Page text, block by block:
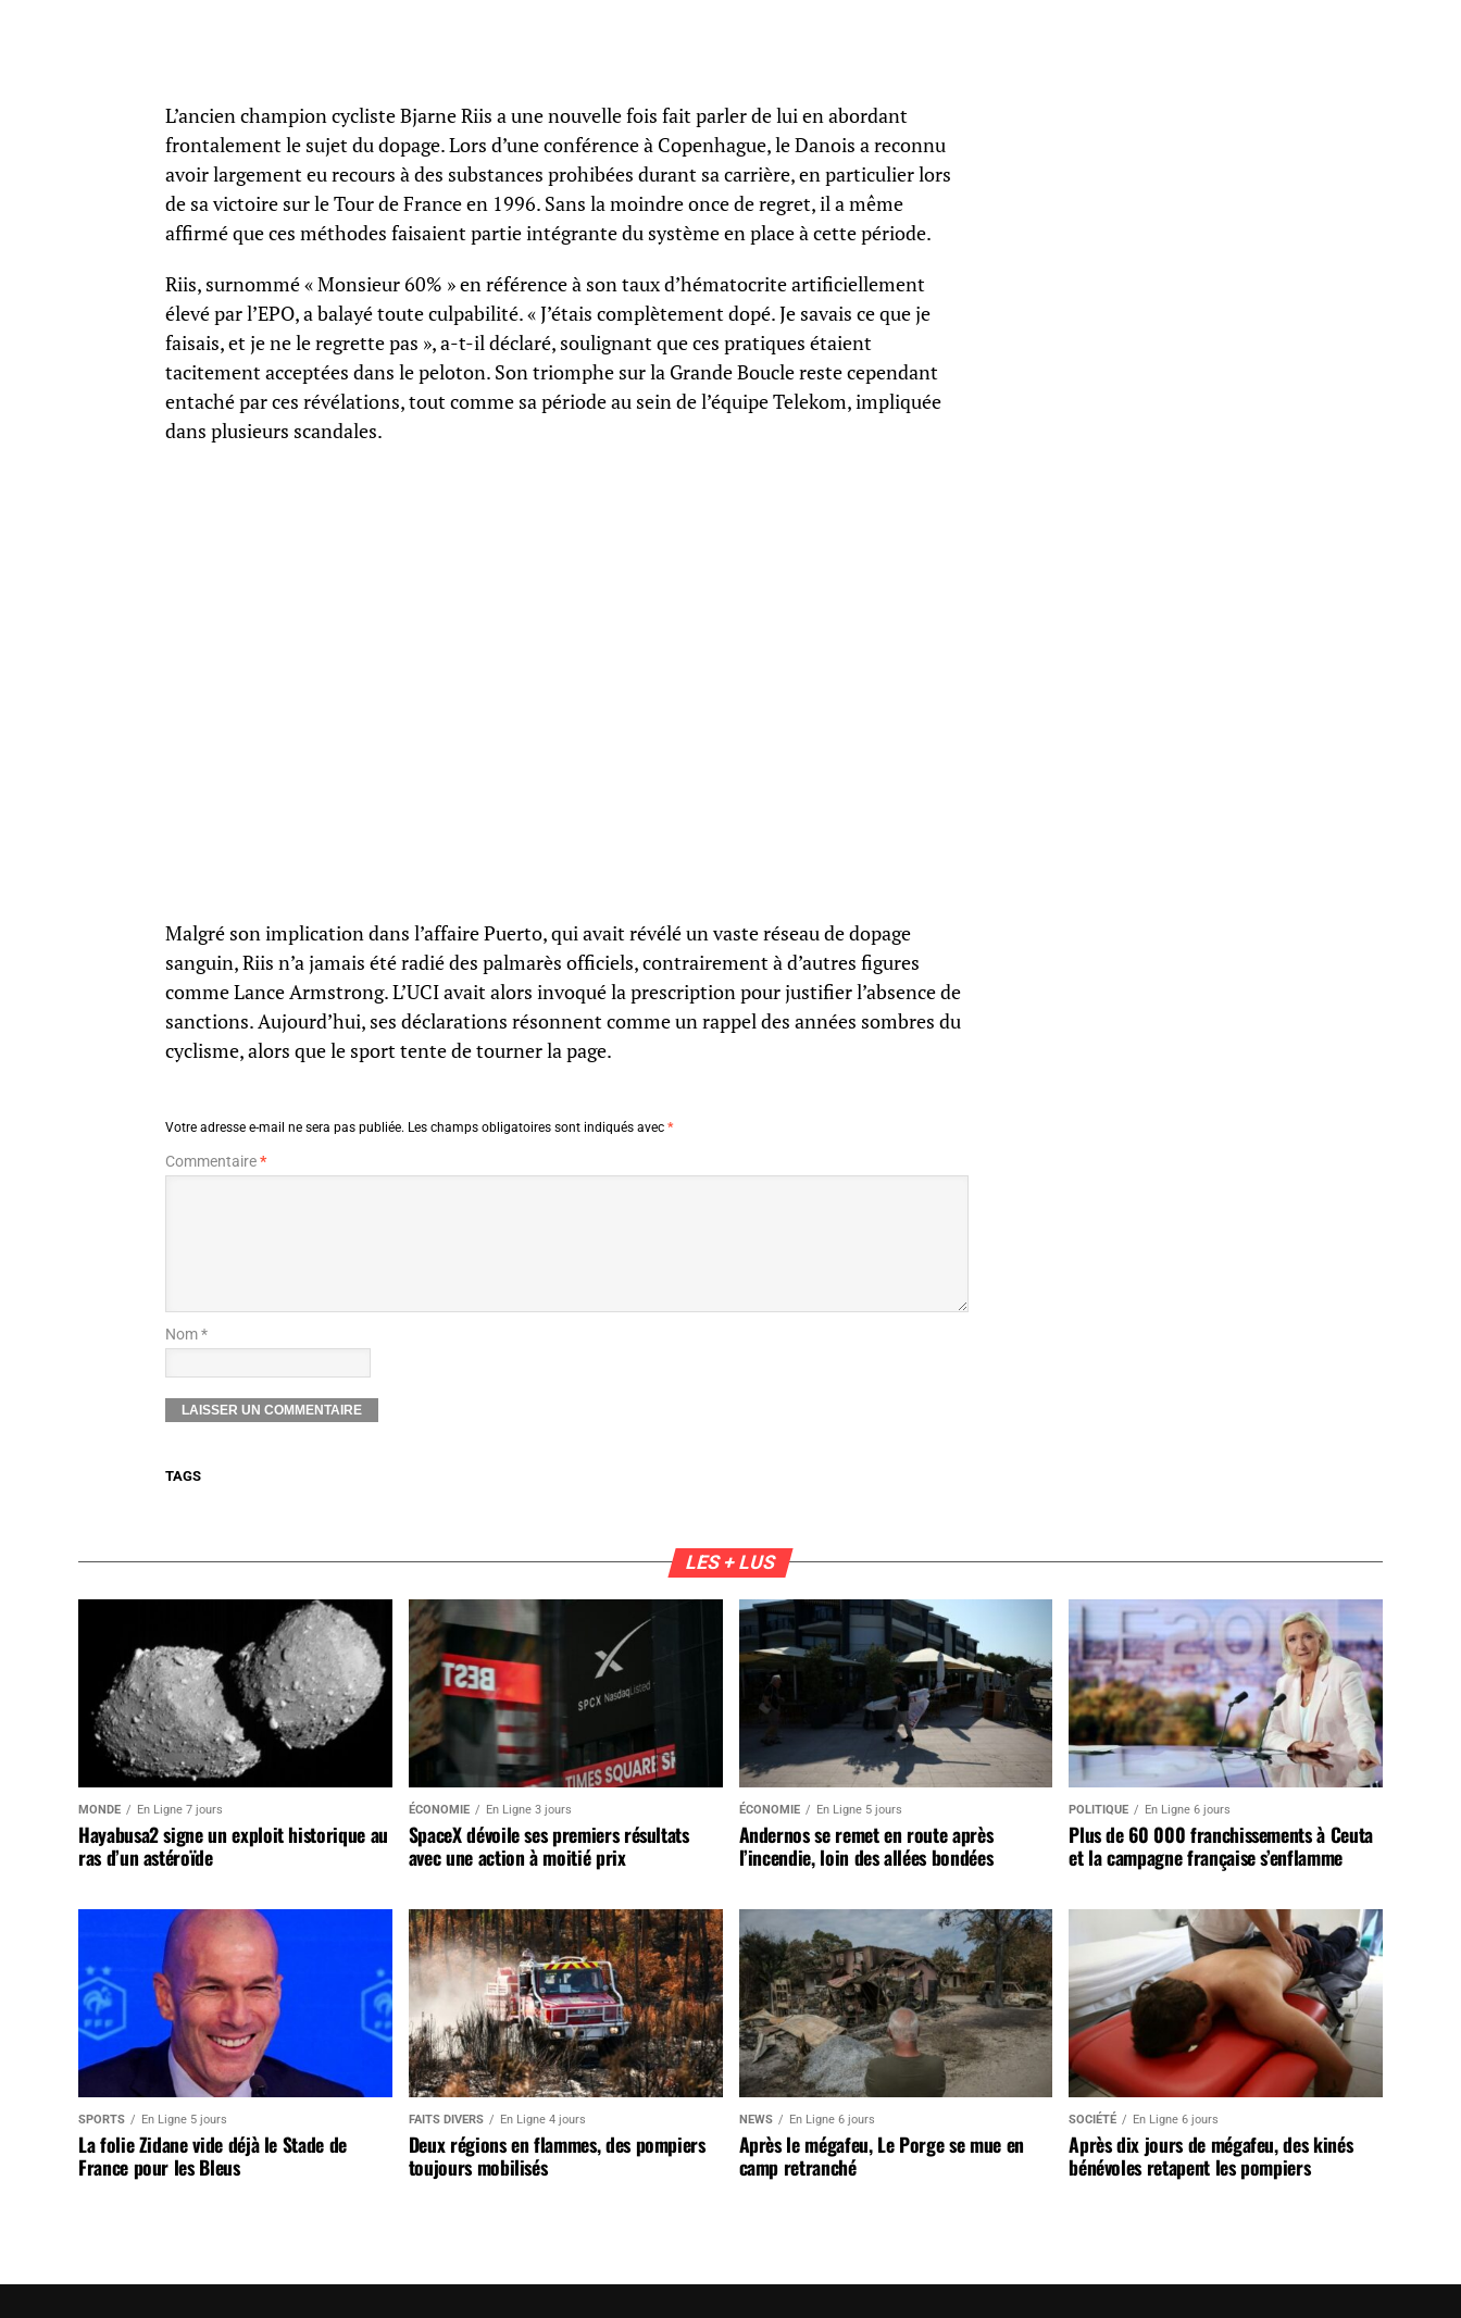
L’ancien champion cycliste Bjarne Riis a une nouvelle fois fait parler de lui en abordant
frontalement le sujet du dopage. Lors d’une conférence à Copenhague, le Danois a reconnu
avoir largement eu recours à des substances prohibées durant sa carrière, en particulier lors
de sa victoire sur le Tour de France en 1996. Sans la moindre once de regret, il a même
affirmé que ces méthodes faisaient partie intégrante du système en place à cette période.
Riis, surnommé « Monsieur 60% » en référence à son taux d’hématocrite artificiellement
élevé par l’EPO, a balayé toute culpabilité. « J’étais complètement dopé. Je savais ce que je
faisais, et je ne le regrette pas », a-t-il déclaré, soulignant que ces pratiques étaient
tacitement acceptées dans le peloton. Son triomphe sur la Grande Boucle reste cependant
entaché par ces révélations, tout comme sa période au sein de l’équipe Telekom, impliquée
dans plusieurs scandales.
Malgré son implication dans l’affaire Puerto, qui avait révélé un vaste réseau de dopage
sanguin, Riis n’a jamais été radié des palmarès officiels, contrairement à d’autres figures
comme Lance Armstrong. L’UCI avait alors invoqué la prescription pour justifier l’absence de
sanctions. Aujourd’hui, ses déclarations résonnent comme un rappel des années sombres du
cyclisme, alors que le sport tente de tourner la page.
Votre adresse e-mail ne sera pas publiée. Les champs obligatoires sont indiqués avec *
Commentaire*
Nom *
TAGS
LES + LUS
MONDE En Ligne 7 jours
Hayabusa2 signe un exploit historique au
ras d’un astéroïde
ÉCONOMIE En Ligne 3 jours
SpaceX dévoile ses premiers résultats
avec une action à moitié prix
ÉCONOMIE En Ligne 5 jours
Andernos se remet en route après
l’incendie, loin des allées bondées
POLITIQUE En Ligne 6 jours
Plus de 60 000 franchissements à Ceuta
et la campagne française s’enflamme
SPORTS En Ligne 5 jours
La folie Zidane vide déjà le Stade de
France pour les Bleus
FAITS DIVERS En Ligne 4 jours
Deux régions en flammes, des pompiers
toujours mobilisés
NEWS En Ligne 6 jours
Après le mégafeu, Le Porge se mue en
camp retranché
SOCIÉTÉ En Ligne 6 jours
Après dix jours de mégafeu, des kinés
bénévoles retapent les pompiers